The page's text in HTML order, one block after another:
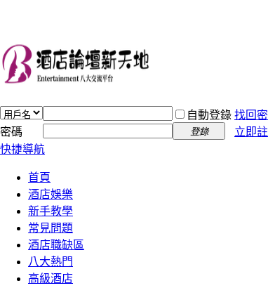
自動登錄 找回
密碼
登錄
立即
快捷導航
首頁
酒店娛樂
新手教學
常見問題
酒店職缺區
八大熱門
高級酒店